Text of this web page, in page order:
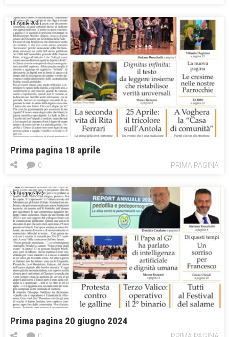
18 Aprile 2024
Prima pagina 18 aprile
PRIMA PAGINA
0
20 Giugno 2024
Prima pagina 20 giugno 2024